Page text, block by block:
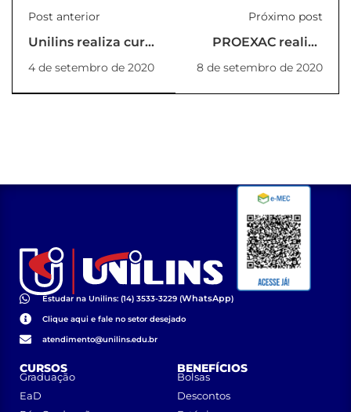
Post anterior
Unilins realiza curso
em comemoração
aos 30 anos do ECA
4 de setembro de 2020
Próximo post
PROEXAC realiza
cerimônia simbólica
de entrega de
certificados
8 de setembro de 2020
Estudar na Unilins: (14) 3533-3229 (WhatsApp)
Clique aqui e fale no setor desejado
atendimento@unilins.edu.br
CURSOS
Graduação
EaD
BENEFÍCIOS
Bolsas
Descontos